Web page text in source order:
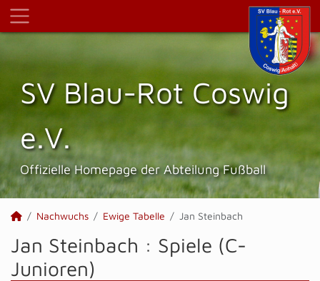
SV Blau-Rot Coswig
e.V.
Offizielle Homepage der Abteilung Fußball
Nachwuchs Ewige Tabelle Jan Steinbach
Jan Steinbach : Spiele (C-
Junioren)